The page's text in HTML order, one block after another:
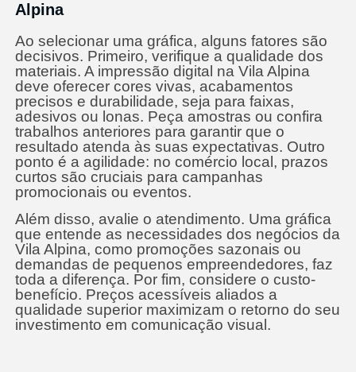
Alpina
Ao selecionar uma gráfica, alguns fatores são
decisivos. Primeiro, verifique a qualidade dos
materiais. A impressão digital na Vila Alpina
deve oferecer cores vivas, acabamentos
precisos e durabilidade, seja para faixas,
adesivos ou lonas. Peça amostras ou confira
trabalhos anteriores para garantir que o
resultado atenda às suas expectativas. Outro
ponto é a agilidade: no comércio local, prazos
curtos são cruciais para campanhas
promocionais ou eventos.
Além disso, avalie o atendimento. Uma gráfica
que entende as necessidades dos negócios da
Vila Alpina, como promoções sazonais ou
demandas de pequenos empreendedores, faz
toda a diferença. Por fim, considere o custo-
benefício. Preços acessíveis aliados a
qualidade superior maximizam o retorno do seu
investimento em comunicação visual.